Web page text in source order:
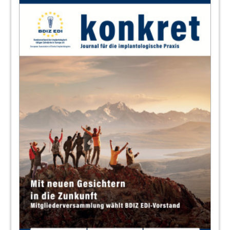
Viergutz
Interdisziplinäre Therapie einer
Angstpatientin – Von der Akutversorgung
zur umfassenden Rehabilitation
Lucas Fahling
72 Update Laseranwendungen in der
Dr. Georg Bach und Markus Bach
74Implantologie im internationalen Fokus –
EAO-Kongress 2026 in Lissabon
Redaktion
76Produkte
Redaktion
78Effektiver Fluoridlack für schnelle
Schmerzlinderung in der Praxis –